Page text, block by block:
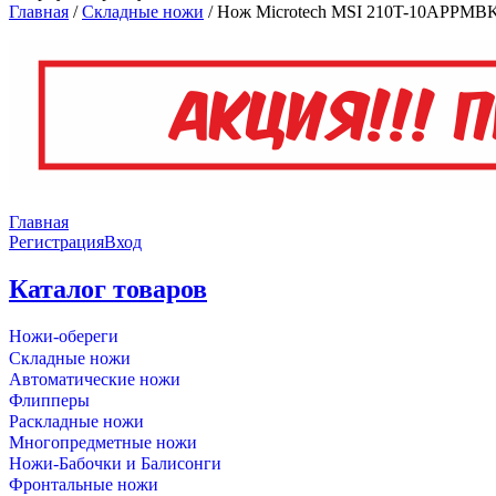
Главная /Складные ножи /Нож Microtech MSI 210T-
Главная
РегистрацияВход
Каталог товаров
Ножи-обереги
Складные ножи
Автоматические ножи
Флипперы
Раскладные ножи
Многопредметные ножи
Ножи-Бабочки и Балисонги
Фронтальные ножи